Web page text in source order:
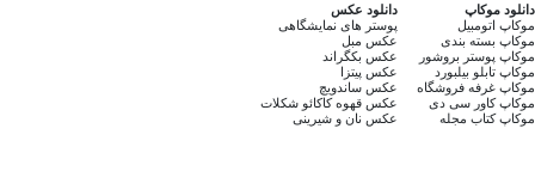
دانلود موکاپ
موکاپ اتومبیل
موکاپ بسته بندی
موکاپ پوستر بروشور
موکاپ تابلو بیلبورد
موکاپ غرفه فروشگاه
موکاپ کاور سی دی
موکاپ کتاب مجله
دانلود عکس
پوستر های نمایشگاهی
عکس مبل
عکس بکگراند
عکس پیتزا
عکس ساندویچ
عکس قهوه کاکائو شکلات
عکس نان و شیرینی